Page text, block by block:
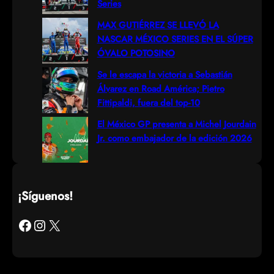
Series
MAX GUTIÉRREZ SE LLEVÓ LA
NASCAR MÉXICO SERIES EN EL SÚPER
ÓVALO POTOSINO
Se le escapa la victoria a Sebastián
Álvarez en Road América; Pietro
Fittipaldi, fuera del top-10
El México GP presenta a Michel Jourdain
Jr. como embajador de la edición 2026
¡Síguenos!
Facebook Instagram X